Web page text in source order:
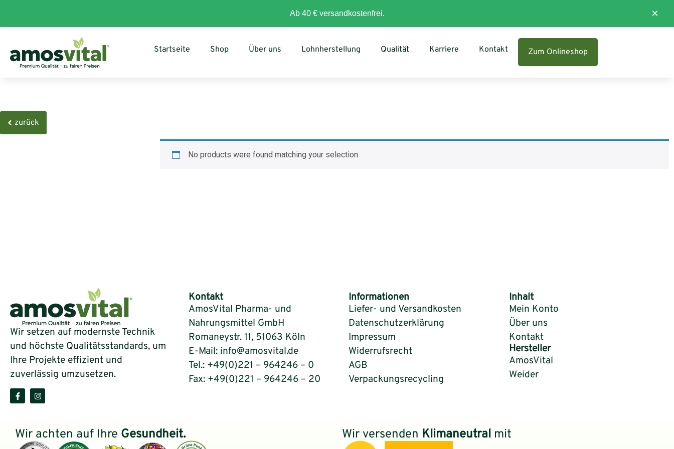
Ab 40 € versandkostenfrei. ×
Startseite Shop Über uns Lohnherstellung Qualität Karriere Kontakt Zum Onlineshop
zurück
No products were found matching your selection.
Wir setzen auf modernste Technik
und höchste Qualitätsstandards, um
Ihre Projekte effizient und
zuverlässig umzusetzen.
Kontakt
AmosVital Pharma- und
Nahrungsmittel GmbH
Romaneystr. 11, 51063 Köln
E-Mail: info@amosvital.de
Tel.: +49(0)221 – 964246 – 0
Fax: +49(0)221 – 964246 – 20
Informationen
Liefer- und Versandkosten
Datenschutzerklärung
Impressum
Widerrufsrecht
AGB
Verpackungsrecycling
Inhalt
Mein Konto
Über uns
Kontakt
Hersteller
AmosVital
Weider
Wir achten auf Ihre Gesundheit. Wir versenden Klimaneutral mit